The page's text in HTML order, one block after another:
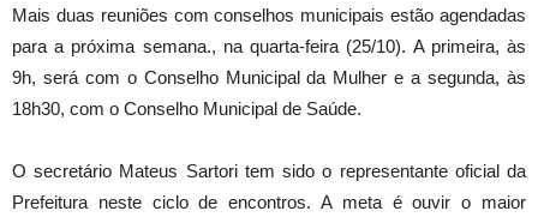
Mais duas reuniões com conselhos municipais estão agendadas
para a próxima semana., na quarta-feira (25/10). A primeira, às
9h, será com o Conselho Municipal da Mulher e a segunda, às
18h30, com o Conselho Municipal de Saúde.
O secretário Mateus Sartori tem sido o representante oficial da
Prefeitura neste ciclo de encontros. A meta é ouvir o maior